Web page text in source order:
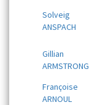
Solveig
ANSPACH
Gillian
ARMSTRONG
Françoise
ARNOUL